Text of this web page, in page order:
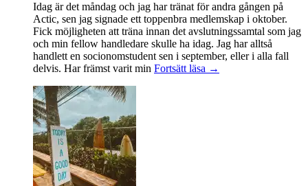
Idag är det måndag och jag har tränat för andra gången på
Actic, sen jag signade ett toppenbra medlemskap i oktober.
Fick möjligheten att träna innan det avslutningssamtal som jag
och min fellow handledare skulle ha idag. Jag har alltså
handlett en socionomstudent sen i september, eller i alla fall
delvis. Har främst varit min Fortsätt läsa Att
→